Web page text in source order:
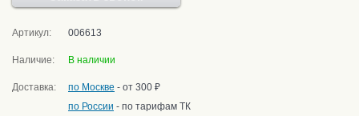
Артикул: 006613
Наличие: В наличии
Доставка: по Москве - от 300 ₽
по России - по тарифам ТК